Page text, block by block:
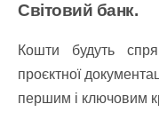
Світовий банк.
Кошти будуть
проєктної
першим і ключовим